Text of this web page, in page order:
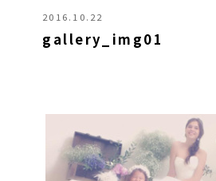
2016.10.22
gallery_img01